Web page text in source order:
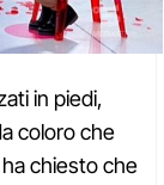
in piedi,
coloro che
chiesto che